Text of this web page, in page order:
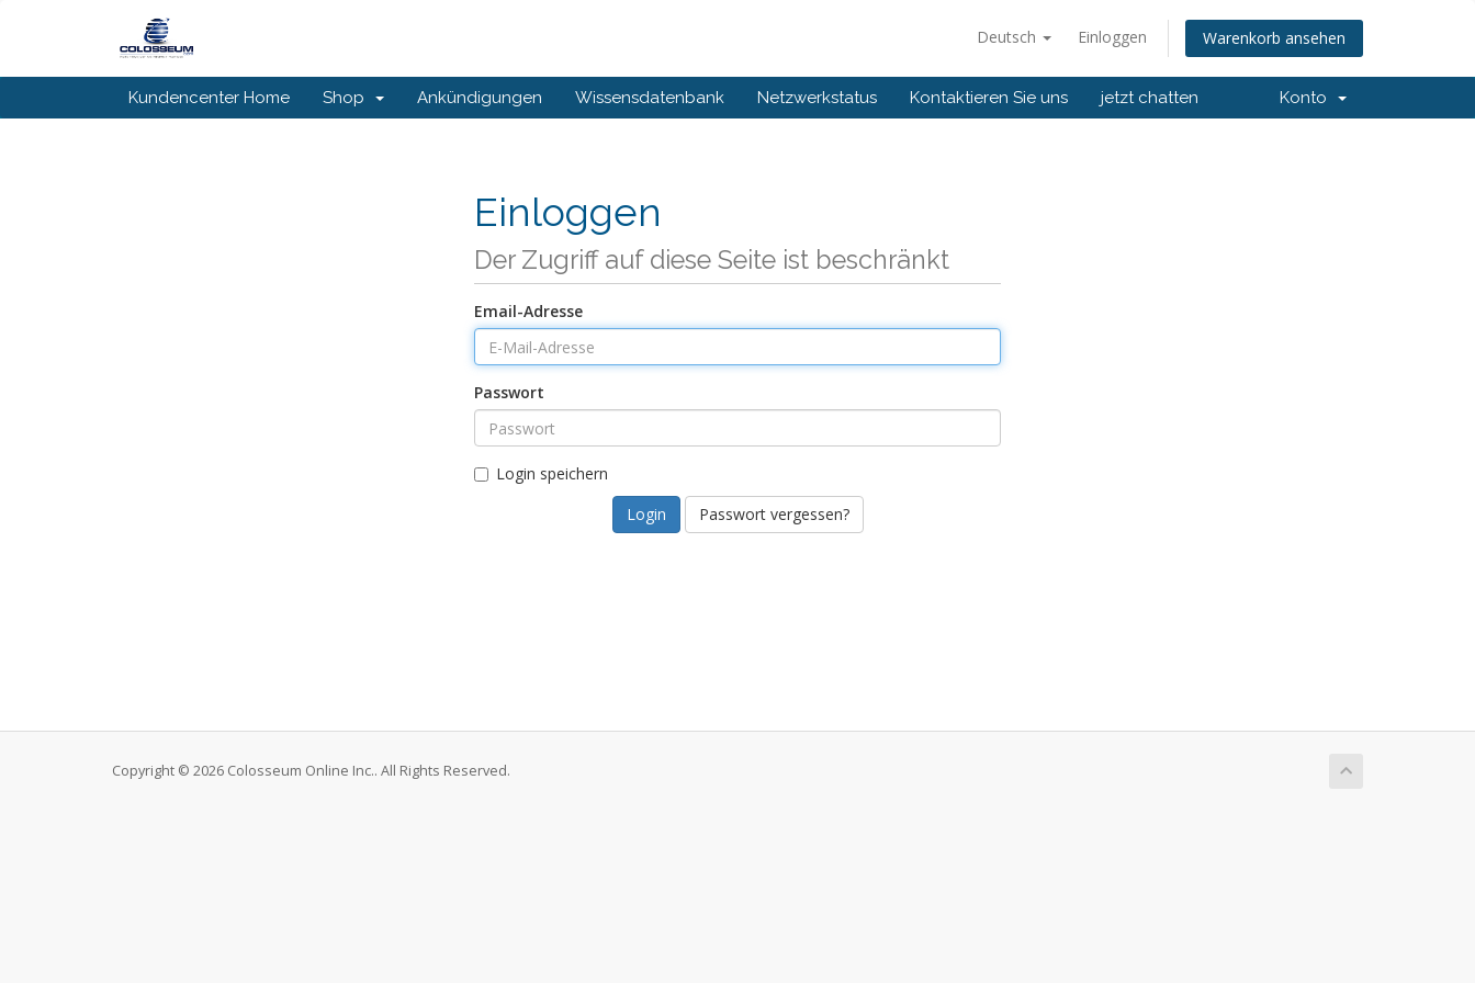
Deutsch Einloggen Warenkorb ansehen
Kundencenter Home Shop Ankündigungen Wissensdatenbank Netzwerkstatus Kontaktieren Sie uns jetzt chatten Konto
Einloggen
Der Zugriff auf diese Seite ist beschränkt
Email-Adresse
Passwort
Login speichern
Passwort vergessen?
Copyright © 2026 Colosseum Online Inc.. All Rights Reserved.